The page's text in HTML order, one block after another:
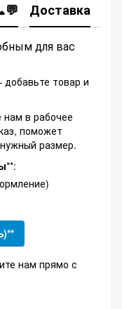
Доставка
для вас
товар и
в рабочее
поможет
размер.
**:
нам прямо с